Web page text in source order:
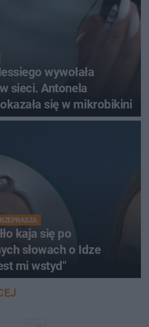
wywołała
sieci. Antonela
się w mikrobikini
kaja się po
słowach o Idze
mi wstyd"